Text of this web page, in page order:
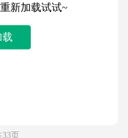
新加载试试~
载
页